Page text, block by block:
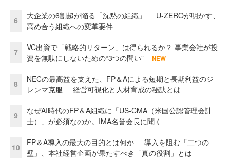
6
大企業の6割超が陥る「沈黙の組織」──U-ZEROが明かす、
高め合う組織への変革要件
7
VC出資で「戦略的リターン」は得られるか？ 事業会社が投
資を無駄にしないための“3つの問い”
NEW
8
NECの最高益を支えた、FP＆Aによる短期と長期利益のジ
レンマ克服──経営可視化と人材育成の秘訣とは
9
なぜAI時代のFP＆A組織に「US-CMA（米国公認管理会計
士）」が必須なのか。IMA名誉会長に聞く
10
FP＆A導入の最大の目的とは何か──導入を阻む「二つの
壁」、本社経営企画が果たすべき「真の役割」とは